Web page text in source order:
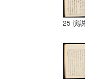
25 演